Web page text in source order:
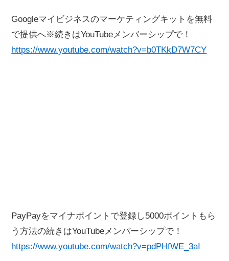
Googleマイビジネスのマーケティングキットを無料
で提供へ※続きはYouTubeメンバーシップで！
https://www.youtube.com/watch?v=b0TKkD7W7CY
PayPayをマイナポイントで登録し5000ポイントもら
う方法の続きはYouTubeメンバーシップで！
https://www.youtube.com/watch?v=pdPHfWE_3aI